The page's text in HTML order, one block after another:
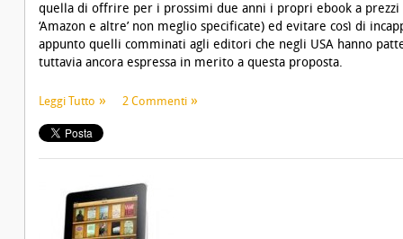
quella di offrire per i prossimi due anni i propri ebook a
‘Amazon e altre’ non meglio specificate) ed evitare così di
appunto quelli comminati agli editori che negli USA hanno
tuttavia ancora espressa in merito a questa proposta.
Leggi Tutto 2 Commenti